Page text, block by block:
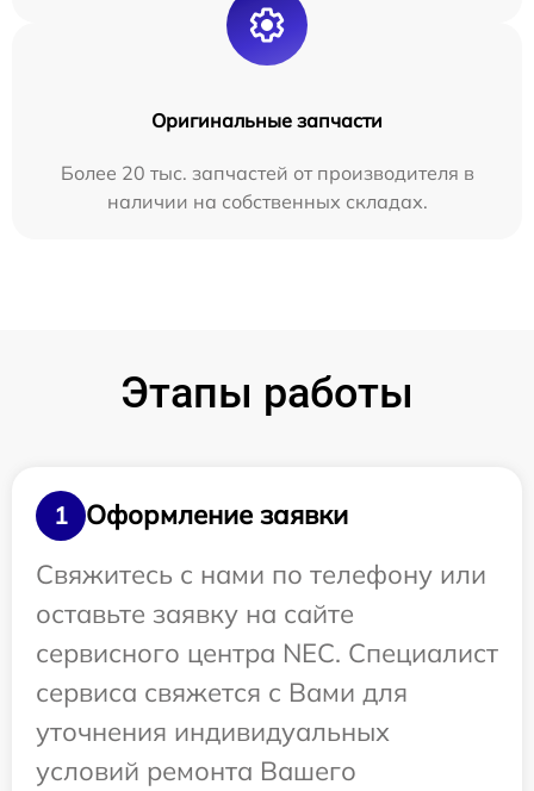
Оригинальные запчасти
Более 20 тыс. запчастей от производителя в
наличии на собственных складах.
Этапы работы
1
Оформление заявки
Свяжитесь с нами по телефону или
оставьте заявку на сайте
сервисного центра NEC. Специалист
сервиса свяжется с Вами для
уточнения индивидуальных
условий ремонта Вашего